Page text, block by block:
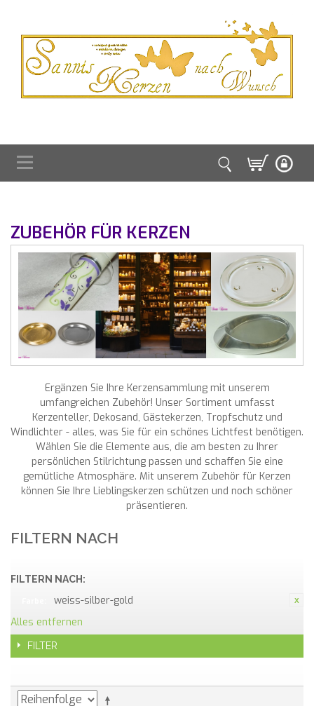
ZUBEHÖR FÜR KERZEN
Ergänzen Sie Ihre Kerzensammlung mit unserem
umfangreichen Zubehör! Unser Sortiment umfasst
Kerzenteller, Dekosand, Gästekerzen, Tropfschutz und
Windlichter - alles, was Sie für ein schönes Lichtfest benötigen.
Wählen Sie die Elemente aus, die am besten zu Ihrer
persönlichen Stilrichtung passen und schaffen Sie eine
gemütliche Atmosphäre. Mit unserem Zubehör für Kerzen
können Sie Ihre Lieblingskerzen schützen und noch schöner
präsentieren.
FILTERN NACH
FILTERN NACH:
weiss-silber-gold
Alles entfernen
FILTER